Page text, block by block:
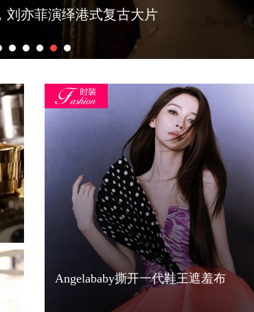
来的时候是贵客，走的时候是朋友
Angelababy撕开一代鞋王遮羞布
客篇 凤凰网主播红人盛典冬雪大片